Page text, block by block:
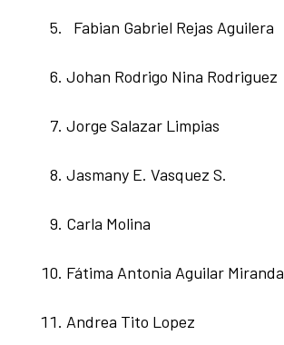
Fabian Gabriel Rejas Aguilera
Johan Rodrigo Nina Rodriguez
Jorge Salazar Limpias
Jasmany E. Vasquez S.
Carla Molina
Fátima Antonia Aguilar Miranda
Andrea Tito Lopez